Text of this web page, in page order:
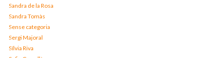
Sandra de la Rosa
Sandra Tomàs
Sense categoria
Sergi Majoral
Sílvia Riva